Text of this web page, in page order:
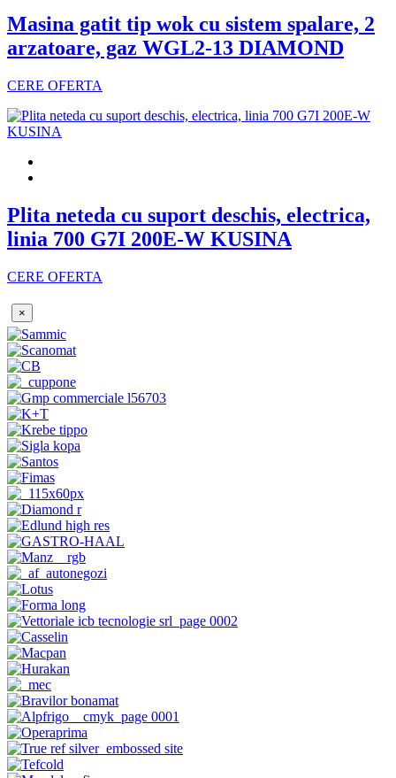
Masina gatit tip wok cu sistem spalare, 2
arzatoare, gaz WGL2-13 DIAMOND
CERE OFERTA
Plita neteda cu suport deschis, electrica,
linia 700 G7I 200E-W KUSINA
CERE OFERTA
×